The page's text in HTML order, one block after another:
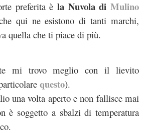
preferita è la Nuvola di Mulino
qui ne esistono di tanti marchi,
quella che ti piace di più.
mi trovo meglio con il lievito
questo).
una volta aperto e non fallisce mai
è soggetto a sbalzi di temperatura